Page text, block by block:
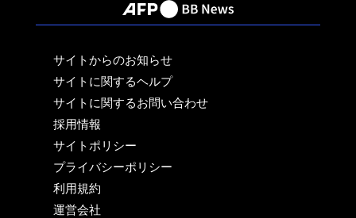
サイトからのお知らせ
サイトに関するヘルプ
サイトに関するお問い合わせ
採用情報
サイトポリシー
プライバシーポリシー
利用規約
運営会社